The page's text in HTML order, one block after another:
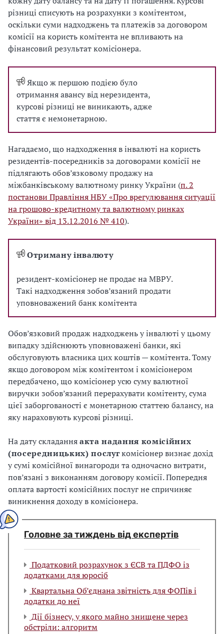
різниці списують на розрахунки з комітентом,
оскільки суми надходжень та платежів за договором
комісії на користь комітента не впливають на
фінансовий результат комісіонера.
Якщо ж першою подією було
отримання авансу від нерезидента,
курсові різниці не виникають, адже
стаття є немонетарною.
Нагадаємо, що надходження в інвалюті на користь
резидентів-посередників за договорами комісії не
підлягають обов’язковому продажу на
міжбанківському валютному ринку України (п. 2
постанови Правління НБУ «Про врегулювання ситуації
на грошово-кредитному та валютному ринках
України» від 13.12.2016 № 410).
Отриману інвалюту
резидент-комісіонер не продає на МВРУ.
Такі надходження зобов’язаний продати
уповноважений банк комітента
Обов’язковий продаж надходжень у інвалюті у цьому
випадку здійснюють уповноважені банки, які
обслуговують власника цих коштів — комітента. Тому
якщо договором між комітентом і комісіонером
передбачено, що комісіонер усю суму валютної
виручки зобов’язаний перерахувати комітенту, сума
цієї заборгованості є монетарною статтею балансу, на
яку нараховують курсові різниці.
На дату складанняакта надання комісійних
(посередницьких) послугкомісіонер визнає дохід
у сумі комісійної винагороди та одночасно витрати,
пов’язані з виконанням договору комісії. Попередня
оплата вартості комісійних послуг не спричиняє
виникнення доходу в комісіонера.
Головне за тиждень від експертів
Податковий розрахунок з ЄСВ та ПДФО із
додатками для юросіб
Квартальна Об’єднана звітність для ФОПів і
додатки до неї
Дії бізнесу, у якого майно знищене через
обстріли: алгоритм